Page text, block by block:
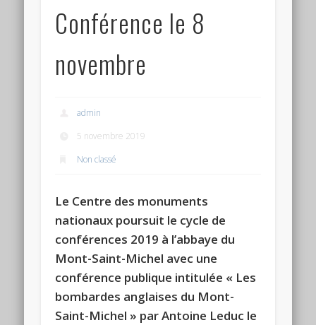
Conférence le 8
novembre
admin
5 novembre 2019
Non classé
Le Centre des monuments
nationaux poursuit le cycle de
conférences 2019 à l’abbaye du
Mont-Saint-Michel avec une
conférence publique intitulée « Les
bombardes anglaises du Mont-
Saint-Michel » par Antoine Leduc le